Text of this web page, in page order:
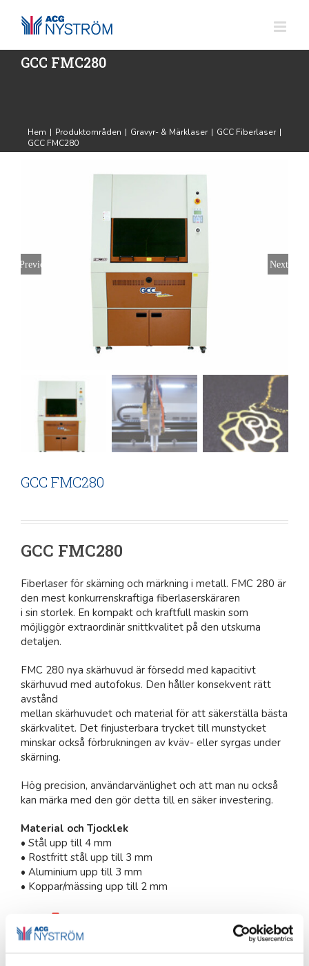
innehållet
GCC FMC280
Hem | Produktområden | Gravyr- & Märklaser | GCC Fiberlaser |
GCC FMC280
Previous Next
GCC FMC280
GCC FMC280
Fiberlaser för skärning och märkning i metall. FMC 280 är
den mest konkurrenskraftiga fiberlaserskäraren
i sin storlek. En kompakt och kraftfull maskin som
möjliggör extraordinär snittkvalitet på den utskurna
detaljen.
FMC 280 nya skärhuvud är försedd med kapacitivt
skärhuvud med autofokus. Den håller konsekvent rätt
avstånd
mellan skärhuvudet och material för att säkerställa bästa
skärkvalitet. Det finjusterbara trycket till munstycket
minskar också förbrukningen av kväv- eller syrgas under
skärning.
Hög precision, användarvänlighet och att man nu också
kan märka med den gör detta till en säker investering.
Material och Tjocklek
• Stål upp till 4 mm
• Rostfritt stål upp till 3 mm
• Aluminium upp till 3 mm
• Koppar/mässing upp till 2 mm